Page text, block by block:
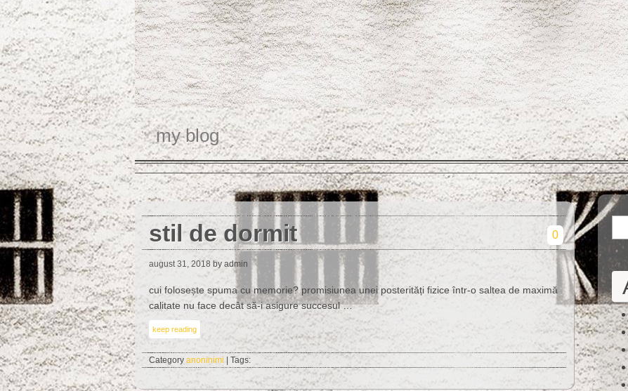
my blog
stil de dormit 0
august 31, 2018 by admin
cui folosește spuma cu memorie? promisiunea unei posterități fizice într-o saltea de maximă
calitate nu face decât să-i asigure succesul …
keep reading
Category anoninimi | Tags: